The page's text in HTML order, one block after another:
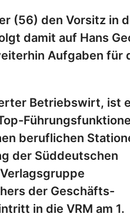
(56) den Vorsitz in
damit auf Hans
Aufgaben für
Betriebswirt, ist
beruflichen
der Süddeutschen
der Geschäfts-
in die VRM am 1.